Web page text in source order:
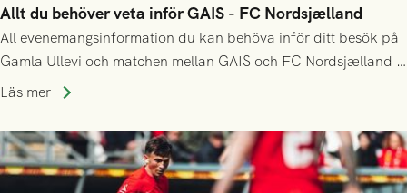
Allt du behöver veta inför GAIS - FC Nordsjælland
All evenemangsinformation du kan behöva inför ditt besök på
Gamla Ullevi och matchen mellan GAIS och FC Nordsjælland i
kvalet till Conference League! Avspark kl 19.00 på torsdag
Läs mer